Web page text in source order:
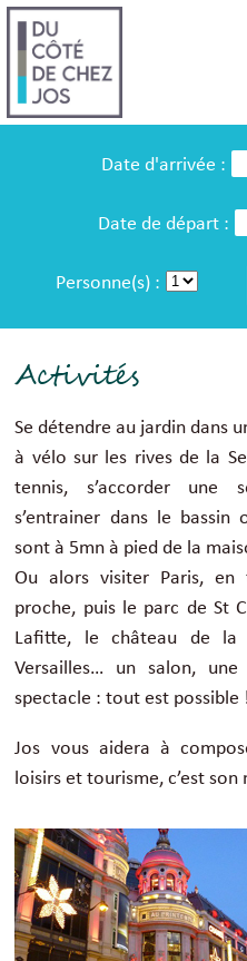
Date d'arrivée :
Date de départ :
Personne(s) :
Activités
Se détendre au jardin dans
à vélo sur les rives de la
tennis, s’accorder une
s’entrainer dans le
sont à 5mn à pied de la
Ou alors visiter Paris,
proche, puis le parc de St
Lafitte, le château de la
Versailles… un salon,
spectacle : tout est possible !
Jos vous aidera à
loisirs et tourisme, c’est son